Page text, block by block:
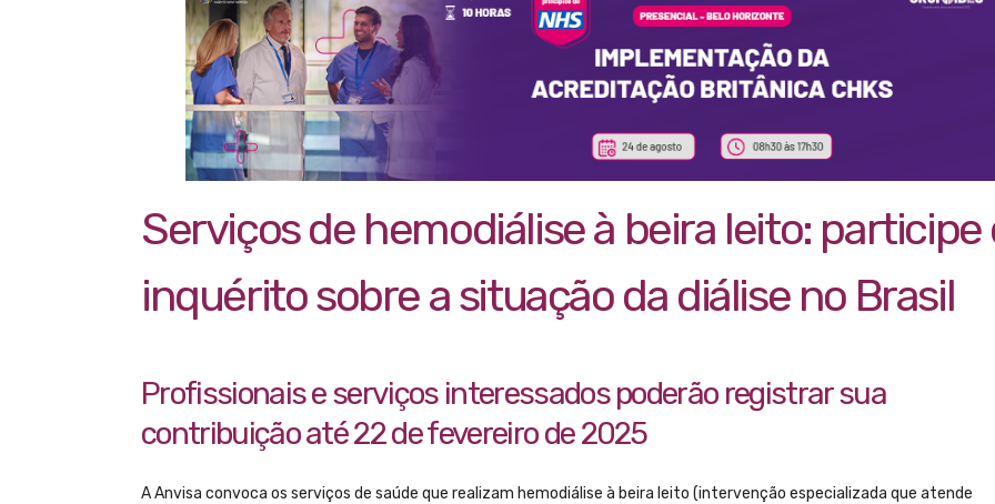
Serviços de hemodiálise à beira leito: participe
inquérito sobre a situação da diálise no Brasil
Profissionais e serviços interessados poderão registrar sua
contribuição até 22 de fevereiro de 2025
A Anvisa convoca os serviços de saúde que realizam hemodiálise à beira leito (intervenção especializada que atende